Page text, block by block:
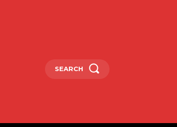
SEARCH